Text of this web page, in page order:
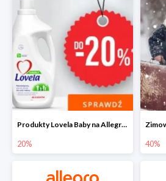
Produkty Lovela Baby na Allegro do -20%
20% 40%